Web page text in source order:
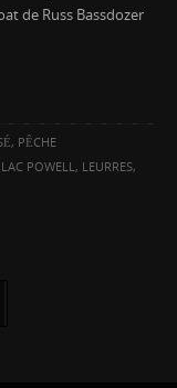
de Russ Bassdozer
, PÊCHE
LAC POWELL , LEURRES,